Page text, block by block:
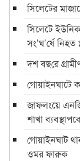
সিলেটের
সিলেটে
সং’ঘ’র্ষে নিহত
দশ বছ‌রে
গোয়াইনঘাটে
জাফলংয়ে
শাখা
গোয়াইনঘাট
ওমর ফারুক